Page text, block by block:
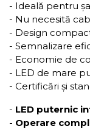
- Ideală pentru
- Nu necesită
- Design
- Semnalizare
- Economie de
- LED de mare
- Certificări și
- LED puternic
- Operare